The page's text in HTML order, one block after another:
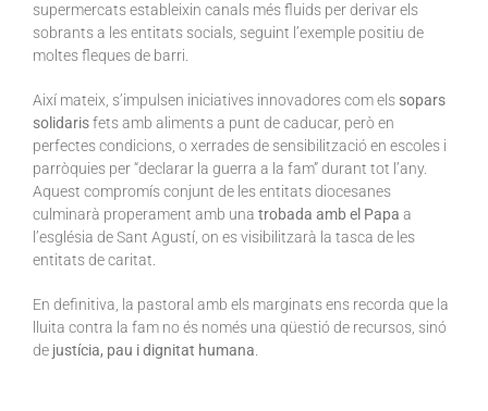
supermercats estableixin canals més fluids per derivar els
sobrants a les entitats socials, seguint l’exemple positiu de
moltes fleques de barri.
Així mateix, s’impulsen iniciatives innovadores com els sopars
solidarisfets amb aliments a punt de caducar, però en
perfectes condicions, o xerrades de sensibilització en escoles i
parròquies per “declarar la guerra a la fam” durant tot l’any.
Aquest compromís conjunt de les entitats diocesanes
culminarà properament amb una trobada amb el Papa a
l’església de Sant Agustí, on es visibilitzarà la tasca de les
entitats de caritat.
En definitiva, la pastoral amb els marginats ens recorda que la
lluita contra la fam no és només una qüestió de recursos, sinó
de justícia, pau i dignitat humana.